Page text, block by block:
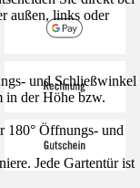
außen, links oder
und Schließwinkel
in der Höhe bzw.
180° Öffnungs- und
Jede Gartentür ist